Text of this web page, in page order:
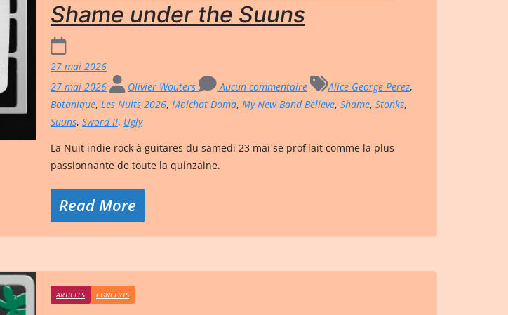
Shame under the Suuns
27 mai 2026
27 mai 2026
Olivier Wouters Aucun commentaire Alice George Perez,
Botanique, Les Nuits 2026, Molchat Doma, My New Band Believe, Shame, Stonks,
Suuns, Sword II, Ugly
La Nuit indie rock à guitares du samedi 23 mai se profilait comme la plus
passionnante de toute la quinzaine.
Read More
ARTICLES CONCERTS